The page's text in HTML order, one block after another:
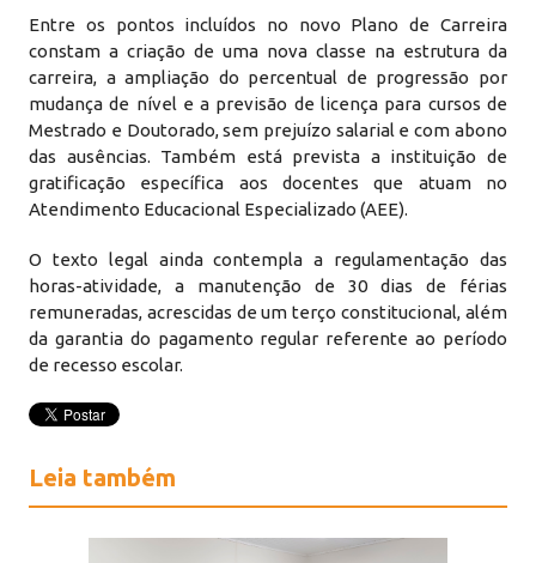
Entre os pontos incluídos no novo Plano de Carreira
constam a criação de uma nova classe na estrutura da
carreira, a ampliação do percentual de progressão por
mudança de nível e a previsão de licença para cursos de
Mestrado e Doutorado, sem prejuízo salarial e com abono
das ausências. Também está prevista a instituição de
gratificação específica aos docentes que atuam no
Atendimento Educacional Especializado (AEE).
O texto legal ainda contempla a regulamentação das
horas-atividade, a manutenção de 30 dias de férias
remuneradas, acrescidas de um terço constitucional, além
da garantia do pagamento regular referente ao período
de recesso escolar.
Leia também